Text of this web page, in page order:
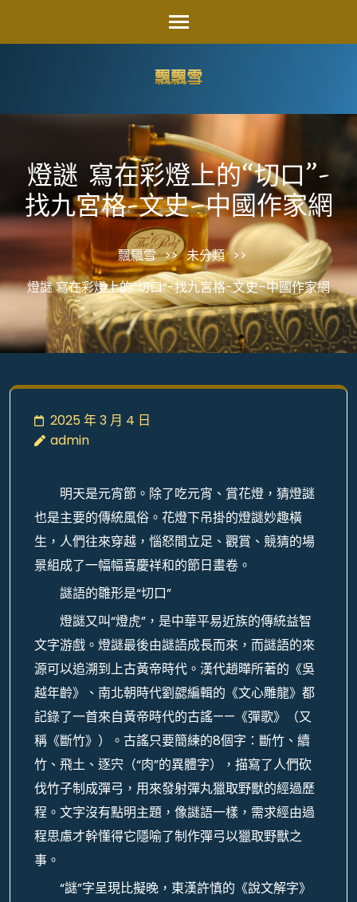
飄飄雪
燈謎 寫在彩燈上的“切口”-
找九宮格-文史–中國作家網
飄飄雪 >> 未分類 >>
燈謎 寫在彩燈上的“切口”-找九宮格-文史–中國作家網
2025 年 3 月 4 日
admin
明天是元宵節。除了吃元宵、賞花燈，猜燈謎
也是主要的傳統風俗。花燈下吊掛的燈謎妙趣橫
生，人們往來穿越，惱怒間立足、觀賞、競猜的場
景組成了一幅幅喜慶祥和的節日畫卷。
謎語的雛形是“切口”
燈謎又叫“燈虎”，是中華平易近族的傳統益智
文字游戲。燈謎最後由謎語成長而來，而謎語的來
源可以追溯到上古黃帝時代。漢代趙曄所著的《吳
越年齡》、南北朝時代劉勰編輯的《文心雕龍》都
記錄了一首來自黃帝時代的古謠——《彈歌》（又
稱《斷竹》）。古謠只要簡練的8個字：斷竹、續
竹、飛土、逐宍（“肉”的異體字），描寫了人們砍
伐竹子制成彈弓，用來發射彈丸獵取野獸的經過歷
程。文字沒有點明主題，像謎語一樣，需求經由過
程思慮才幹懂得它隱喻了制作彈弓以獵取野獸之
事。
“謎”字呈現比擬晚，東漢許慎的《說文解字》